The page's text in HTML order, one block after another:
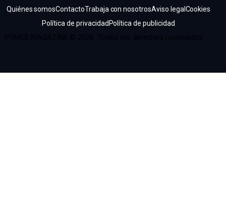
Quiénes somosContactoTrabaja con nosotrosAviso legal Cookies
Política de privacidad Política de publicidad